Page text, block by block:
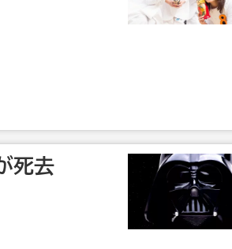
死去